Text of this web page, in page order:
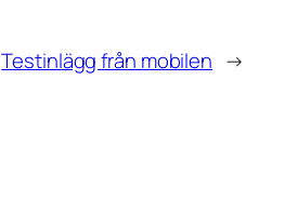
Testinlägg från mobilen →